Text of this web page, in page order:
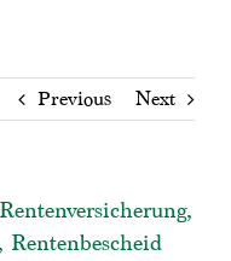
Previous Next